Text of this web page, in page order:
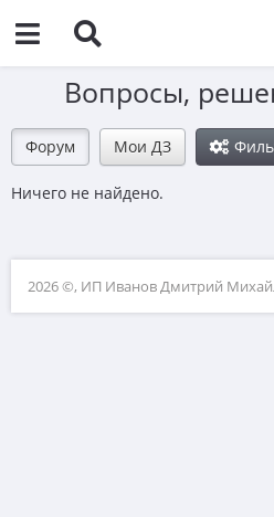
Вопросы,
Форум Мои ДЗ
Ничего не найдено.
2026 ©, ИП Иванов Дмитрий